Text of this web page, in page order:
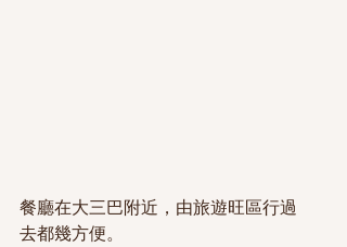
餐廳在大三巴附近，由旅遊旺區行過
去都幾方便。